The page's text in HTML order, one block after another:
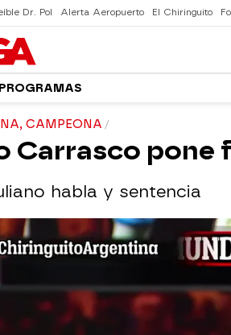
Dr. Pol Alerta Aeropuerto El Chiringuito
PROGRAMAS
CAMPEONA
Carrasco pone
habla y sentencia